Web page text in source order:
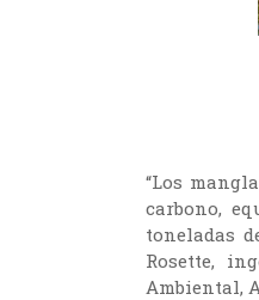
“Los
carbono,
toneladas
Rosette,
Ambiental,